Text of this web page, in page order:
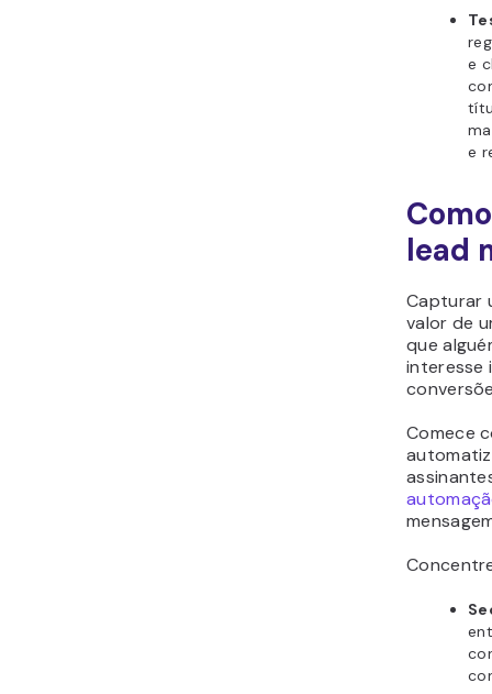
e
e
lead
Capturar
valor de
que
interesse
Comece